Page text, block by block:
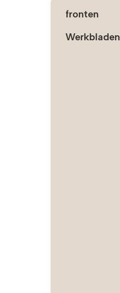
fronten
Werkbladen